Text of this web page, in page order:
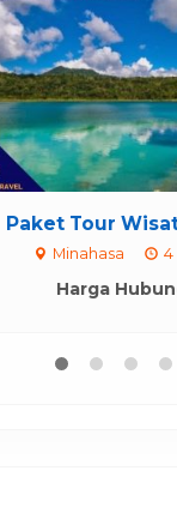
3 Night